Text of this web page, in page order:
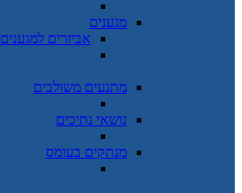
מגענים
אביזרים למגענים
מתנעים משולבים
נושאי נתיכים
מנתקים בעומס